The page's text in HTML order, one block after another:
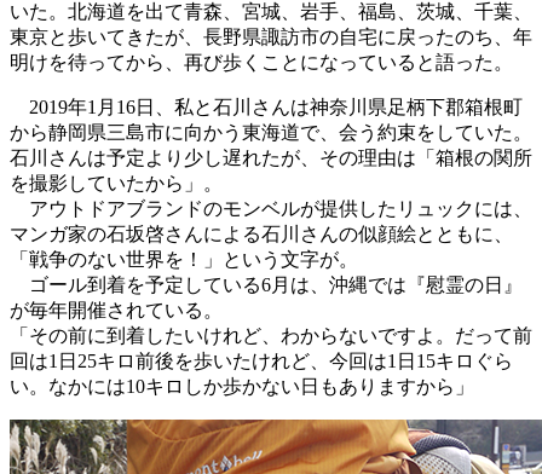
いた。北海道を出て青森、宮城、岩手、福島、茨城、千葉、
東京と歩いてきたが、長野県諏訪市の自宅に戻ったのち、年
明けを待ってから、再び歩くことになっていると語った。
2019年1月16日、私と石川さんは神奈川県足柄下郡箱根町
から静岡県三島市に向かう東海道で、会う約束をしていた。
石川さんは予定より少し遅れたが、その理由は「箱根の関所
を撮影していたから」。
アウトドアブランドのモンベルが提供したリュックには、
マンガ家の石坂啓さんによる石川さんの似顔絵とともに、
「戦争のない世界を！」という文字が。
ゴール到着を予定している6月は、沖縄では『慰霊の日』
が毎年開催されている。
「その前に到着したいけれど、わからないですよ。だって前
回は1日25キロ前後を歩いたけれど、今回は1日15キロぐら
い。なかには10キロしか歩かない日もありますから」